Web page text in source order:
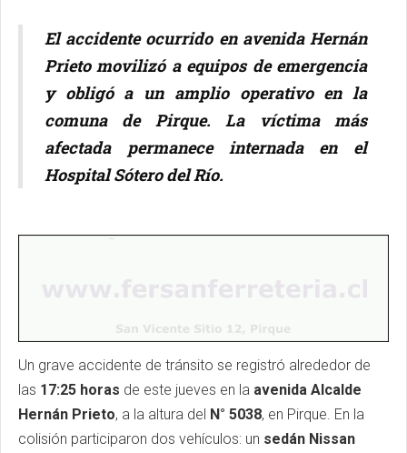
El accidente ocurrido en avenida Hernán
Prieto movilizó a equipos de emergencia
y obligó a un amplio operativo en la
comuna de Pirque. La víctima más
afectada permanece internada en el
Hospital Sótero del Río.
Un grave accidente de tránsito se registró alrededor de
las 17:25 horas de este jueves en la avenida Alcalde
Hernán Prieto, a la altura del N° 5038, en Pirque. En la
colisión participaron dos vehículos: un sedán Nissan